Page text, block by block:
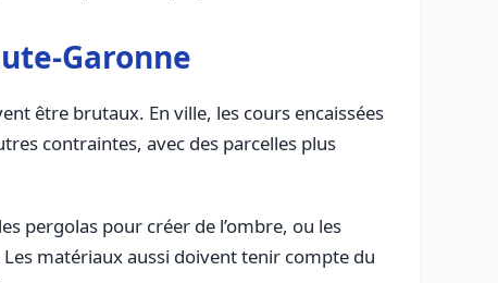
Garonne
être brutaux. En ville, les cours encaissées
contraintes, avec des parcelles plus
pergolas pour créer de l’ombre, ou les
matériaux aussi doivent tenir compte du